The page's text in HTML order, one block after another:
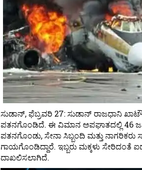
ಸುಡಾನ್, ಫೆಬ್ರವರಿ 27: ಸುಡಾನ್ ರಾಜಧಾನಿ
ಪತನಗೊಂಡಿದೆ. ಈ ವಿಮಾನ ಅಪಘಾತದಲ್ಲಿ 46
ಪತನಗೊಂಡು, ಸೇನಾ ಸಿಬ್ಬಂದಿ ಮತ್ತು
ಗಾಯಗೊಂಡಿದ್ದಾರೆ. ಇಬ್ಬರು ಮಕ್ಕಳು ಸೇರಿದಂತೆ
ದಾಖಲಿಸಲಾಗಿದೆ.